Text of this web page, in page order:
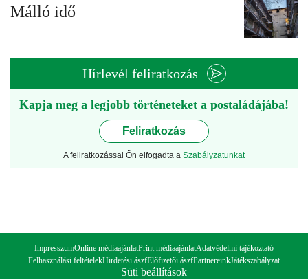
Málló idő
Hírlevél feliratkozás
Kapja meg a legjobb történeteket a postaládájába!
Feliratkozás
A feliratkozással Ön elfogadta a Szabályzatunkat
ImpresszumOnline médiaajánlatPrint médiaajánlatAdatvédelmi tájékoztató
Felhasználási feltételekHirdetési ászfElőfizetői ászfPartnereinkJátékszabályzat
Süti beállítások